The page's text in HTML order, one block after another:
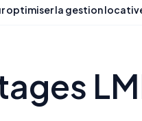
optimiser la gestion